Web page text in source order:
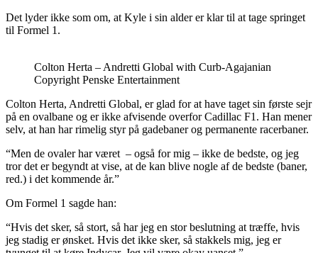
Det lyder ikke som om, at Kyle i sin alder er klar til at tage springet
til Formel 1.
Colton Herta – Andretti Global with Curb-Agajanian
Copyright Penske Entertainment
Colton Herta, Andretti Global, er glad for at have taget sin første sejr
på en ovalbane og er ikke afvisende overfor Cadillac F1. Han mener
selv, at han har rimelig styr på gadebaner og permanente racerbaner.
“Men de ovaler har været – også for mig – ikke de bedste, og jeg
tror det er begyndt at vise, at de kan blive nogle af de bedste (baner,
red.) i det kommende år.”
Om Formel 1 sagde han:
“Hvis det sker, så stort, så har jeg en stor beslutning at træffe, hvis
jeg stadig er ønsket. Hvis det ikke sker, så stakkels mig, jeg er